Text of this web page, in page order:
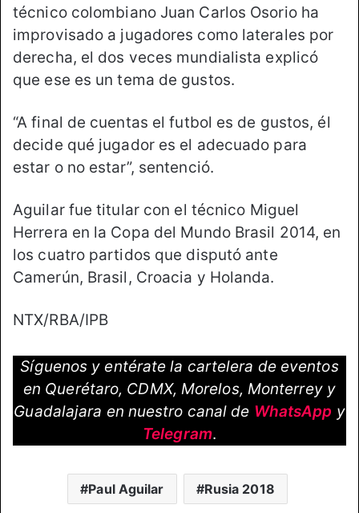
técnico colombiano Juan Carlos Osorio ha
improvisado a jugadores como laterales por
derecha, el dos veces mundialista explicó
que ese es un tema de gustos.
“A final de cuentas el futbol es de gustos, él
decide qué jugador es el adecuado para
estar o no estar”, sentenció.
Aguilar fue titular con el técnico Miguel
Herrera en la Copa del Mundo Brasil 2014, en
los cuatro partidos que disputó ante
Camerún, Brasil, Croacia y Holanda.
NTX/RBA/IPB
Síguenos y entérate la cartelera de eventos
en Querétaro, CDMX, Morelos, Monterrey y
Guadalajara en nuestro canal de WhatsApp y
Telegram.
Paul Aguilar Rusia 2018